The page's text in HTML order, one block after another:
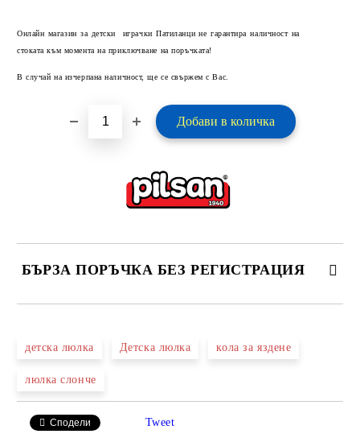
Онлайн магазин за детски играчки Патиланци не гарантира наличност на
стоката към момента на приключване на поръчката!
В случай на изчерпана наличност, ще се свържем с Вас.
БЪРЗА ПОРЪЧКА БЕЗ РЕГИСТРАЦИЯ
Ние ще се свържем с вас в рамките на работния ден.
детска люлка Детска люлка кола за яздене
люлка слонче
Сподели Tweet